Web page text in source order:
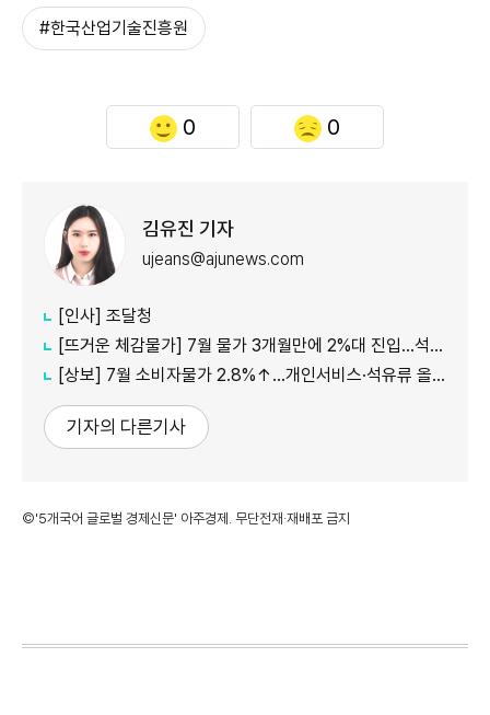
#한국산업기술진흥원
0 0
김유진 기자
ujeans@ajunews.com
[인사] 조달청
[뜨거운 체감물가] 7월 물가 3개월만에 2%대 진입…석유류·서비스 상승세 여전
[상보] 7월 소비자물가 2.8%↑…개인서비스·석유류 올라
기자의 다른기사
©'5개국어 글로벌 경제신문' 아주경제. 무단전재·재배포 금지